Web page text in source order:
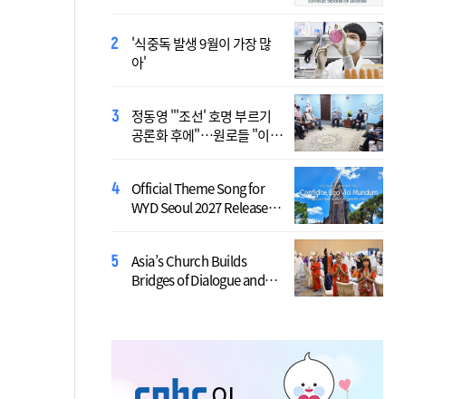
'식중독 발생 9월이 가장 많
아'
정동영 "'조선' 호명 부르기
공론화 후에"…원로들 "이름
Official Theme Song for
WYD Seoul 2027 Released
Asia’s Church Builds
Bridges of Dialogue and
北, 단거리 탄도미사일 발사
침묵…관영매체 보도 없어
역대 최대 전력수요 경신 우
려…기후부, 긴급 점검
李, 수도권 공급 대책 챙긴
다…오늘 부동산 점검 2차 회
[시사천국] "사관학교 통합?
명분이 틀렸다"…40년 고수